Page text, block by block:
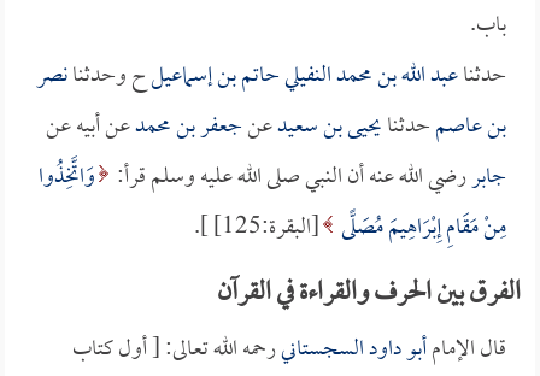
باب.
حدثناعبد الله بن محمد النفيليحاتم بن إسماعيلح وحدثنانصر
بن عاصمحدثنايحيى بن سعيدعنجعفر بن محمدعن أبيه عن
جابررضي الله عنه أن النبي صلى الله عليه وسلم قرأ: وَاتَّخِذُوا
مِنْ مَقَامِ إِبْرَاهِيمَ مُصَلًّى [البقرة:125] ].
الفرق بين الحرف والقراءة في القرآن
قال الإمامأبو داود السجستانيرحمه الله تعالى: [ أول كتاب